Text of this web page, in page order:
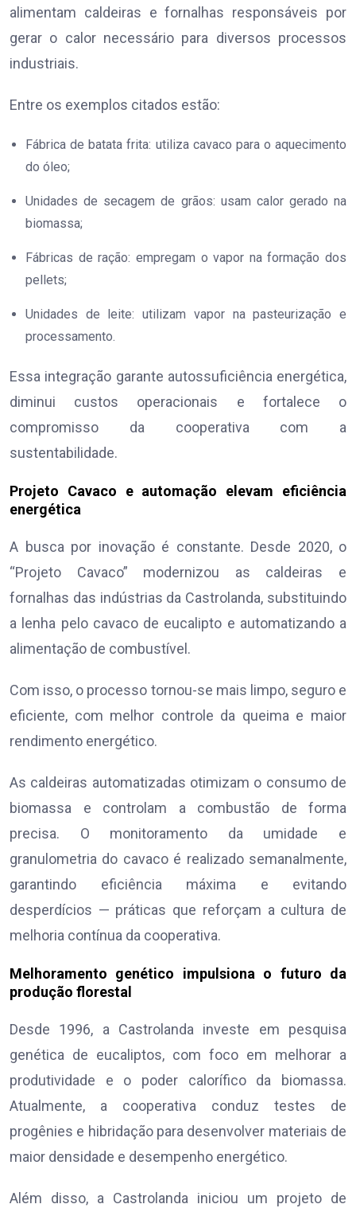
alimentam caldeiras e fornalhas responsáveis por
gerar o calor necessário para diversos processos
industriais.
Entre os exemplos citados estão:
Fábrica de batata frita: utiliza cavaco para o aquecimento
do óleo;
Unidades de secagem de grãos: usam calor gerado na
biomassa;
Fábricas de ração: empregam o vapor na formação dos
pellets;
Unidades de leite: utilizam vapor na pasteurização e
processamento.
Essa integração garante autossuficiência energética,
diminui custos operacionais e fortalece o
compromisso da cooperativa com a
sustentabilidade.
Projeto Cavaco e automação elevam eficiência
energética
A busca por inovação é constante. Desde 2020, o
“Projeto Cavaco” modernizou as caldeiras e
fornalhas das indústrias da Castrolanda, substituindo
a lenha pelo cavaco de eucalipto e automatizando a
alimentação de combustível.
Com isso, o processo tornou-se mais limpo, seguro e
eficiente, com melhor controle da queima e maior
rendimento energético.
As caldeiras automatizadas otimizam o consumo de
biomassa e controlam a combustão de forma
precisa. O monitoramento da umidade e
granulometria do cavaco é realizado semanalmente,
garantindo eficiência máxima e evitando
desperdícios — práticas que reforçam a cultura de
melhoria contínua da cooperativa.
Melhoramento genético impulsiona o futuro da
produção florestal
Desde 1996, a Castrolanda investe em pesquisa
genética de eucaliptos, com foco em melhorar a
produtividade e o poder calorífico da biomassa.
Atualmente, a cooperativa conduz testes de
progênies e hibridação para desenvolver materiais de
maior densidade e desempenho energético.
Além disso, a Castrolanda iniciou um projeto de